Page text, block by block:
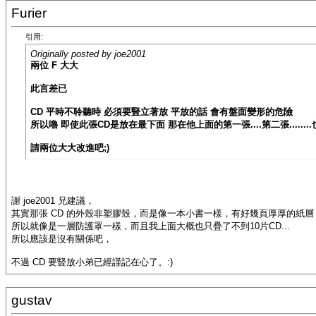
Furier
引用:
Originally posted by joe2001
兩位 F 大大
此言差已
CD 平時不聆聽時 必須要豎立著放 平放的話 會有盤面變形的危險
所以嚕 即使此張CD是放在最下面 那在他上面的第一張....第二張........
請兩位大大改進吧;)
謝 joe2001 兄建議，
其實那張 CD 的外殼非塑膠殼，而是像一本小書一樣，有好幾頁厚厚的紙層
所以就像是一層防護罩一樣，而且我上面大概也只疊了不到10片CD...
所以應該是沒有關係吧，
不過 CD 要豎放小弟已經謹記在心了。:)
gustav